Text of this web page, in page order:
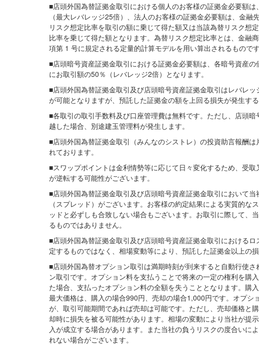
■店頭外国為替証拠金取引における個人のお客様の証拠金必要額
（最大レバレッジ25倍）、法人のお客様の証拠金必要額は、金
リスク想定比率を取引の額に乗じて得た額又は当該為替リスク想
比率を乗じて得た額となります。為替リスク想定比率とは、金融
項第 1 号に規定される定量的計算モデルを用い算出されるものです
■店頭暗号資産証拠金取引における証拠金必要額は、各暗号資産
にお取引額の50％（レバレッジ2倍）となります。
■店頭外国為替証拠金取引及び店頭暗号資産証拠金取引はレバレ
が可能となりますが、預託した証拠金の額を上回る損失が発生する
■各取引の取引手数料及び口座管理費は無料です。ただし、店頭
越した場合、別途建玉管理料が発生します。
■店頭外国為替証拠金取引（みんなのシストレ）の投資助言報酬
れております。
■スワップポイントは金利情勢等に応じて日々変化するため、受
が逆転する可能性がございます。
■店頭外国為替証拠金取引及び店頭暗号資産証拠金取引において
（スプレッド）がございます。お客様の約定結果による実質的な
ッドと必ずしも合致しない場合もございます。お取引に際して、
るものではありません。
■店頭外国為替証拠金取引及び店頭暗号資産証拠金取引における
定するものではなく、相場変動等により、預託した証拠金以上の
■店頭外国為替オプション取引は満期時刻が到来すると自動行使
ン取引です。オプション料を支払うことで将来の一定の権利を購
た場合、支払ったオプション料の全額を失うこととなります。購
最大価格は、購入の場合990円、売却の場合1,000円です。オプシ
が、取引可能期間であれば売却は可能です。ただし、売却価格と
却時に損失を被る可能性があります。相場の変動により当社が提
入が成立する場合があります。また当社の負うリスクの度合いに
れない場合がございます。